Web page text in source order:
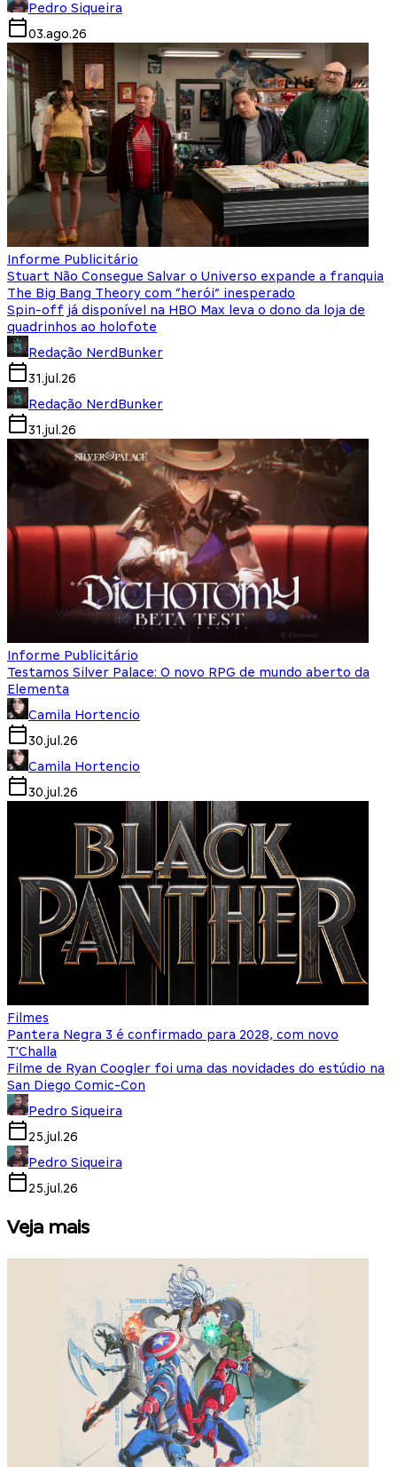
Pedro Siqueira
03.ago.26
Informe Publicitário
Stuart Não Consegue Salvar o Universo expande a franquia
The Big Bang Theory com “herói” inesperado
Spin-off já disponível na HBO Max leva o dono da loja de
quadrinhos ao holofote
Redação NerdBunker
31.jul.26
Redação NerdBunker
31.jul.26
Informe Publicitário
Testamos Silver Palace: O novo RPG de mundo aberto da
Elementa
Camila Hortencio
30.jul.26
Camila Hortencio
30.jul.26
Filmes
Pantera Negra 3 é confirmado para 2028, com novo
T'Challa
Filme de Ryan Coogler foi uma das novidades do estúdio na
San Diego Comic-Con
Pedro Siqueira
25.jul.26
Pedro Siqueira
25.jul.26
Veja mais